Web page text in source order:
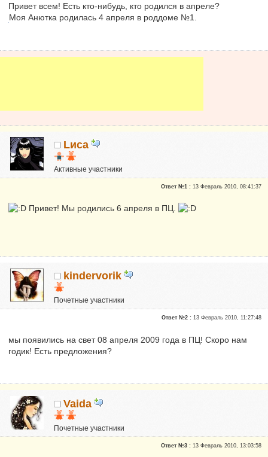
Привет всем! Есть кто-нибудь, кто родился в апреле?
Моя Анютка родилась 4 апреля в роддоме №1.
Lиса
Активные участники
Репутация:0
Ответ №1 :13 Февраль 2010, 08:41:37
Привет! Мы родились 6 апреля в ПЦ.
kindervorik
Почетные участники
Ответ №2 :13 Февраль 2010, 11:27:48
мы появились на свет 08 апреля 2009 года в ПЦ! Скоро нам
годик! Есть предложения?
Vaida
Почетные участники
Ответ №3 :13 Февраль 2010, 13:03:58